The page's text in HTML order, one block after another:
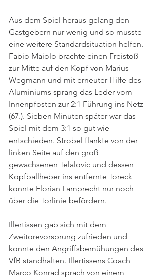
Aus dem Spiel heraus gelang den
Gastgebern nur wenig und so musste
eine weitere Standardsituation helfen.
Fabio Maiolo brachte einen Freistoß
zur Mitte auf den Kopf von Marius
Wegmann und mit erneuter Hilfe des
Aluminiums sprang das Leder vom
Innenpfosten zur 2:1 Führung ins Netz
(67.). Sieben Minuten später war das
Spiel mit dem 3:1 so gut wie
entschieden. Strobel flankte von der
linken Seite auf den groß
gewachsenen Telalovic und dessen
Kopfballheber ins entfernte Toreck
konnte Florian Lamprecht nur noch
über die Torlinie befördern.
Illertissen gab sich mit dem
Zweitorevorsprung zufrieden und
konnte den Angriffsbemühungen des
VfB standhalten. Illertissens Coach
Marco Konrad sprach von einem